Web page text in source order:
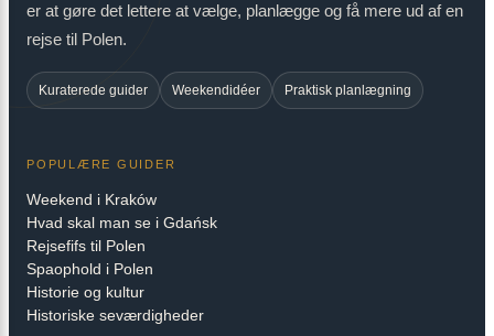
er at gøre det lettere at vælge, planlægge og få mere ud af en
rejse til Polen.
Kuraterede guider Weekendidéer Praktisk planlægning
POPULÆRE GUIDER
Weekend i Kraków
Hvad skal man se i Gdańsk
Rejsefifs til Polen
Spaophold i Polen
Historie og kultur
Historiske seværdigheder